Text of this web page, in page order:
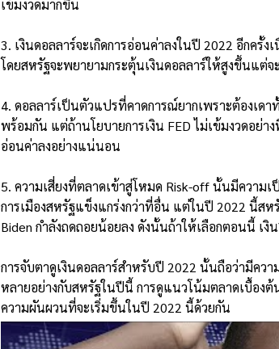
เข้มงวดมากขึ้น
3. เงินดอลลาร์จะเกิดการอ่อนค่าลงในปี 2022 อีกครั้ง
โดยสหรัฐจะพยายามกระตุ้นเงินดอลลาร์ให้สูงขึ้นแต่จ
4. ดอลลาร์เป็นตัวแปรที่คาดการณ์ยากเพราะต้องเดา
พร้อมกัน แต่ถ้านโยบายการเงิน FED ไม่เข้มงวดอย่
อ่อนค่าลงอย่างแน่นอน
5. ความเสี่ยงที่ตลาดเข้าสู่โหมด Risk-off นั้นมีความ
การเมืองสหรัฐแข็งแกร่งกว่าที่อื่น แต่ในปี 2022 นี้ส
Biden กำลังถดถอยน้อยลง ดังนั้นถ้าให้เลือกตอนนี้ เงิ
การจับตาดูเงินดอลลาร์สำหรับปี 2022 นั้นถือว่ามีคว
หลายอย่างกับสหรัฐในปีนี้ การดูแนวโน้มตลาดเบื้อง
ความผันผวนที่จะเริ่มขึ้นในปี 2022 นี้ด้วยกัน